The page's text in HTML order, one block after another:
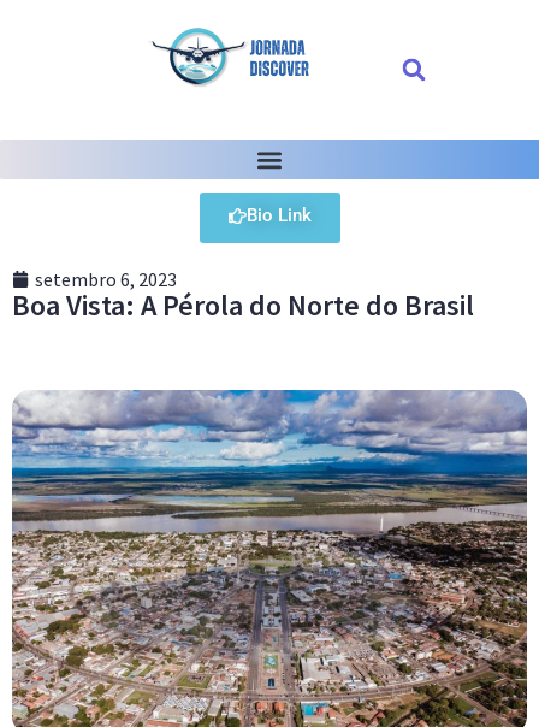
Bio Link
setembro 6, 2023
Boa Vista: A Pérola do Norte do Brasil